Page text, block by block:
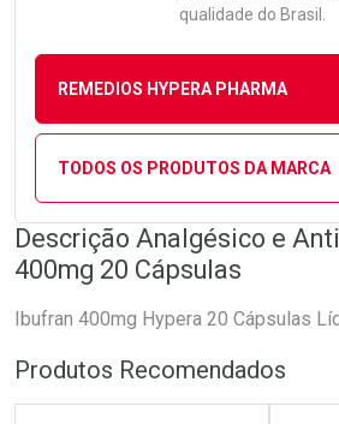
qualidade do Brasil.
REMEDIOS HYPERA PHARMA
TODOS OS PRODUTOS DA MARCA
Descrição Analgésico e
400mg 20 Cápsulas
Ibufran 400mg Hypera 20 Cápsulas
Produtos Recomendados